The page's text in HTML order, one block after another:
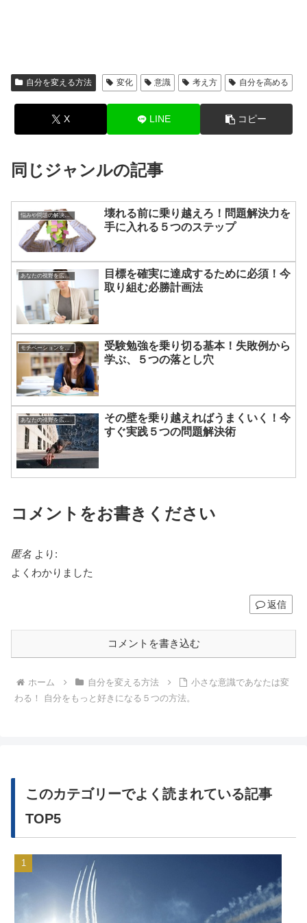
自分を変える方法 変化 意識 考え方 自分を高める
X LINE コピー
同じジャンルの記事
悩みや問題の解決方法
壊れる前に乗り越えろ！問題解決力を
手に入れる５つのステップ
あなたの視野を広げる方法
目標を確実に達成するために必須！今
取り組む必勝計画法
モチベーションを上げる方法
受験勉強を乗り切る基本！失敗例から
学ぶ、５つの落とし穴
あなたの視野を広げる方法
その壁を乗り越えればうまくいく！今
すぐ実践５つの問題解決術
コメントをお書きください
匿名 より:
よくわかりました
返信
コメントを書き込む
ホーム 自分を変える方法
小さな意識であなたは変
わる！ 自分をもっと好きになる５つの方法。
このカテゴリーでよく読まれている記事
TOP5